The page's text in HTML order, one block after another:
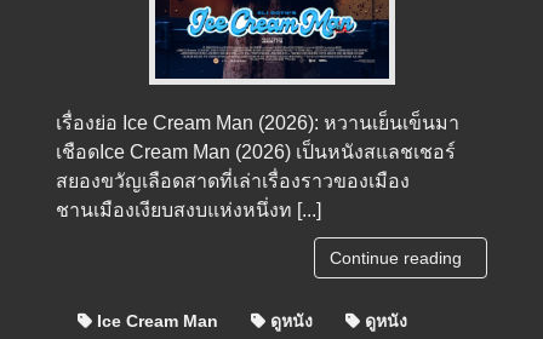
เรื่องย่อ Ice Cream Man (2026): หวานเย็นเข็นมา
เชือดIce Cream Man (2026) เป็นหนังสแลชเชอร์
สยองขวัญเลือดสาดที่เล่าเรื่องราวของเมือง
ชานเมืองเงียบสงบแห่งหนึ่งท [...]
Continue reading
Ice Cream Man ดูหนัง
ดูหนัง